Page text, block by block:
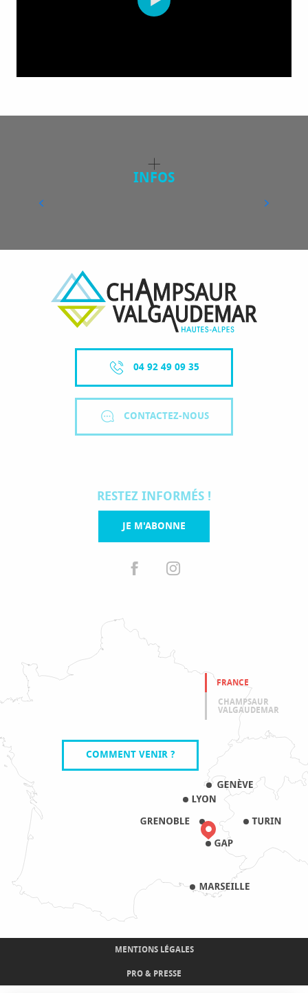
INFOS
04 92 49 09 35
CONTACTEZ-NOUS
RESTEZ INFORMÉS !
JE M'ABONNE
FRANCE
CHAMPSAUR
VALGAUDEMAR
COMMENT VENIR ?
MENTIONS LÉGALES
PRO & PRESSE